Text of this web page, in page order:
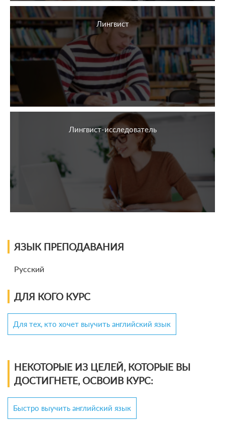
Лингвист
Лингвист-исследователь
ЯЗЫК ПРЕПОДАВАНИЯ
Русский
ДЛЯ КОГО КУРС
Для тех, кто хочет выучить английский язык
НЕКОТОРЫЕ ИЗ ЦЕЛЕЙ, КОТОРЫЕ ВЫ
ДОСТИГНЕТЕ, ОСВОИВ КУРС:
Быстро выучить английский язык